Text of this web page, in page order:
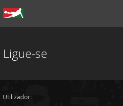
Ligue-se
Utilizador: